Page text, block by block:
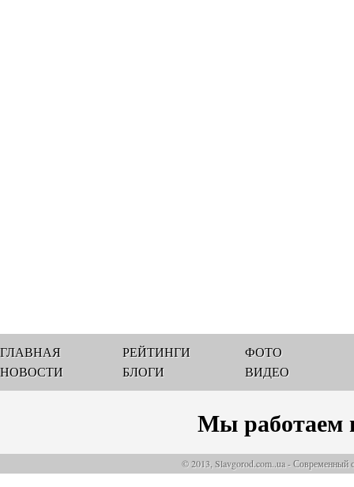
ГЛАВНАЯ
НОВОСТИ
РЕЙТИНГИ
БЛОГИ
ФОТО
ВИДЕО
Мы работаем
© 2013, Slavgorod.com..ua - Современный